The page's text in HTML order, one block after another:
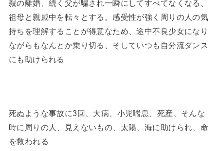
親の離婚、続く父が騙され一瞬にしてすべてなくなる、
祖母と親戚中を転々とする。感受性が強く周りの人の気
持ちを理解することが得意なため、途中不良少女になり
ながらもなんとか乗り切る、そしていつも自分流ダンス
にも助けられる
死ぬような事故に3回、大病、小児喘息、死産、そんな
時に周りの人、見えないもの、太陽、海に助けられ、命
を救われる